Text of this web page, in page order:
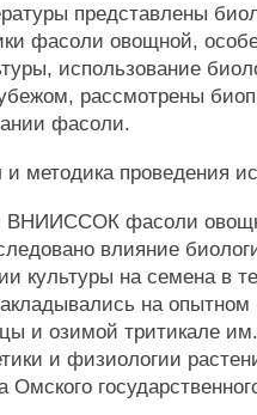
представлены
фасоли овощной,
использование
рассмотрены
фасоли.
методика проведения
ВНИИССОК фасоли
влияние
культуры на семена в
на опытном
и озимой тритикале
и физиологии
Омского